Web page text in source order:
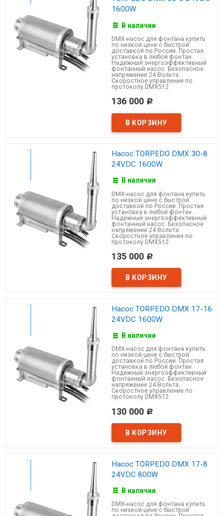
1600W
В наличии
DMX-насос для фонтана купить
по низкой цене с быстрой
доставкой по России. Простая
установка в любой фонтан.
Надёжный энергоэффективный
фонтанный насос. Безопасное
напряжение 24 Вольта.
Скоростное управление по
протоколу DMX512
136 000 Р
Насос TORPEDO DMX 30-8
24VDC 1600W
В наличии
DMX-насос для фонтана купить
по низкой цене с быстрой
доставкой по России. Простая
установка в любой фонтан.
Надёжный энергоэффективный
фонтанный насос. Безопасное
напряжение 24 Вольта.
Скоростное управление по
протоколу DMX512
135 000 Р
Насос TORPEDO DMX 17-16
24VDC 1600W
В наличии
DMX-насос для фонтана купить
по низкой цене с быстрой
доставкой по России. Простая
установка в любой фонтан.
Надёжный энергоэффективный
фонтанный насос. Безопасное
напряжение 24 Вольта.
Скоростное управление по
протоколу DMX512
130 000 Р
Насос TORPEDO DMX 17-8
24VDC 800W
В наличии
DMX-насос для фонтана купить
по низкой цене с быстрой